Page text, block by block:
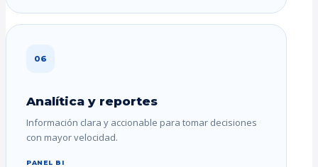
06
Analítica y reportes
Información clara y accionable para tomar decisiones
con mayor velocidad.
PANEL BI